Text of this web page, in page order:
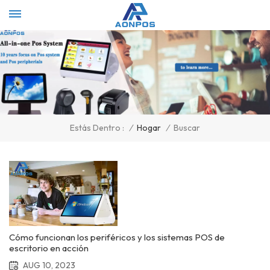
Estás Dentro : / Hogar / Buscar
Cómo funcionan los periféricos y los sistemas POS de
escritorio en acción
AUG 10, 2023